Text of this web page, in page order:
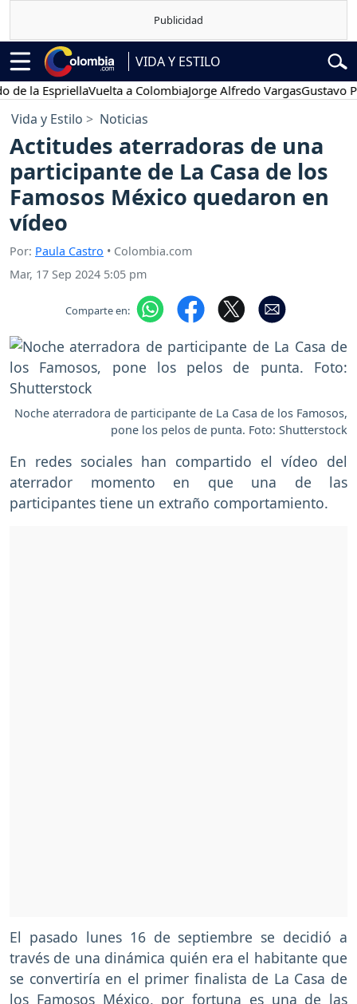
VIDA Y ESTILO
EspriellaVuelta a ColombiaJorge Alfredo VargasGustavo Petro
Vida y Estilo Noticias
Actitudes aterradoras de una
participante de La Casa de los
Famosos México quedaron en
vídeo
Por: Paula Castro • Colombia.com
Mar, 17 Sep 2024 5:05 pm
Comparte en:
Noche aterradora de participante de La Casa de los Famosos,
pone los pelos de punta. Foto: Shutterstock
En redes sociales han compartido el vídeo del
aterrador momento en que una de las
participantes tiene un extraño comportamiento.
El pasado lunes 16 de septiembre se decidió a
través de una dinámica quién era el habitante que
se convertiría en el primer finalista de La Casa de
los Famosos México, por fortuna es una de las